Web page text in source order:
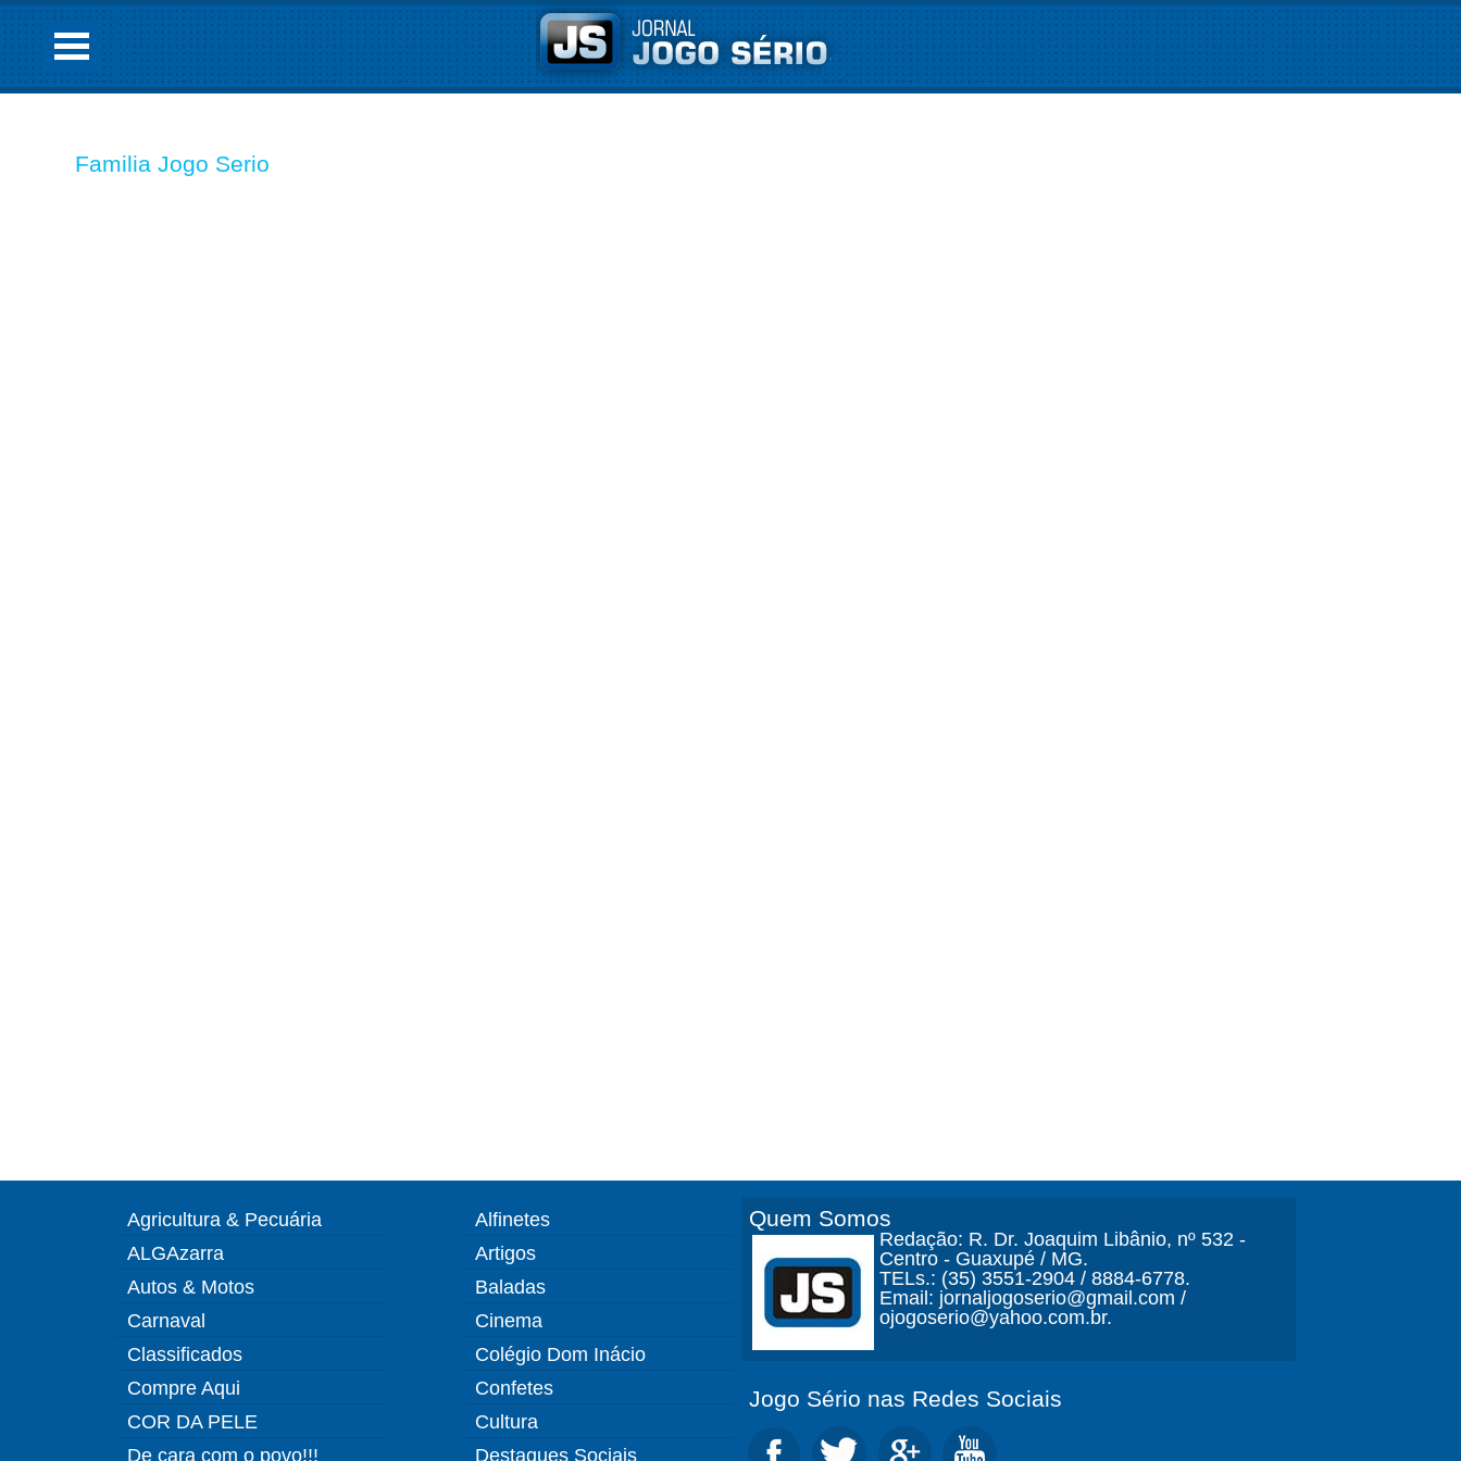
Familia Jogo Serio
Agricultura & Pecuária
ALGAzarra
Autos & Motos
Carnaval
Classificados
Compre Aqui
COR DA PELE
De cara com o povo!!!
Alfinetes
Artigos
Baladas
Cinema
Colégio Dom Inácio
Confetes
Cultura
Destaques Sociais
Quem Somos
Redação: R. Dr. Joaquim Libânio, nº 532 -
Centro - Guaxupé / MG.
TELs.: (35) 3551-2904 / 8884-6778.
Email: jornaljogoserio@gmail.com /
ojogoserio@yahoo.com.br.
Jogo Sério nas Redes Sociais